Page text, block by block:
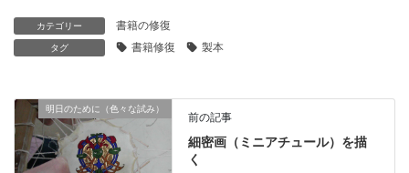
カテゴリー 書籍の修復
タグ 書籍修復 製本
明日のために（色々な試み）
前の記事
細密画（ミニアチュール）を描
く